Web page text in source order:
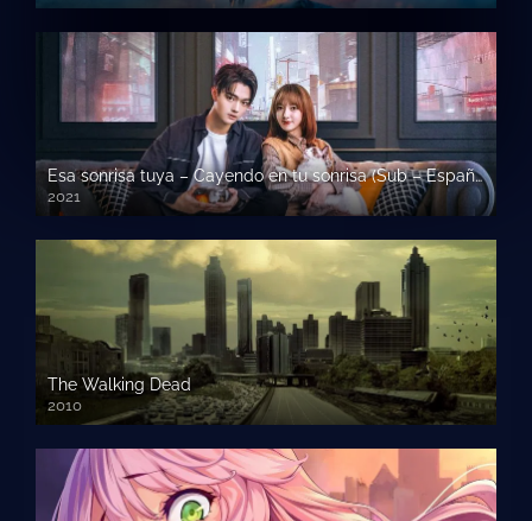
Esa sonrisa tuya – Cayendo en tu sonrisa (Sub – Español)
2021
The Walking Dead
2010